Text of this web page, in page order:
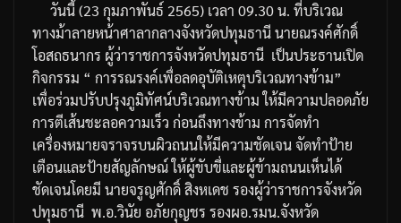
วันนี้(23 กุมภาพันธ์ 2565) เวลา 09.30น. ที่บริเวณ
ทางม้าลายหน้าศาลากลางจังหวัดปทุมธานีนายณรงค์ศักดิ์
โอสถธนากร ผู้ว่าราชการจังหวัดปทุมธานี เป็นประธานเปิด
กิจกรรม “ การรณรงค์เพื่อลดอุบัติเหตุบริเวณทางข้าม”
เพื่อร่วมปรับปรุงภูมิทัศน์บริเวณทางข้าม ให้มีความปลอดภัย
การตีเส้นชะลอความเร็ว ก่อนถึงทางข้าม การจัดทำ
เครื่องหมายจราจรบนผิวถนนให้มีความชัดเจนจัดทำป้าย
เตือนและป้ายสัญลักษณ์ให้ผู้ขับขี่และผู้ข้ามถนนเห็นได้
ชัดเจนโดยมี นายจรูญศักดิ์สิงหเดช รองผู้ว่าราชการจังหวัด
ปทุมธานี พ.อ.วินัย อภัยกุญชร รองผอ.รมน.จังหวัด